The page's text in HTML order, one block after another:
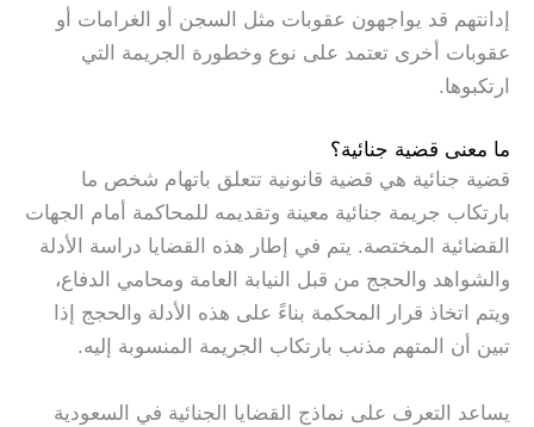
إدانتهم قد يواجهون عقوبات مثل السجن أو الغرامات أو
عقوبات أخرى تعتمد على نوع وخطورة الجريمة التي
ارتكبوها.
ما معنى قضية جنائية؟
قضية جنائية هي قضية قانونية تتعلق باتهام شخص ما
بارتكاب جريمة جنائية معينة وتقديمه للمحاكمة أمام الجهات
القضائية المختصة. يتم في إطار هذه القضايا دراسة الأدلة
والشواهد والحجج من قبل النيابة العامة ومحامي الدفاع،
ويتم اتخاذ قرار المحكمة بناءً على هذه الأدلة والحجج إذا
تبين أن المتهم مذنب بارتكاب الجريمة المنسوبة إليه.
يساعد التعرف على نماذج القضايا الجنائية في السعودية